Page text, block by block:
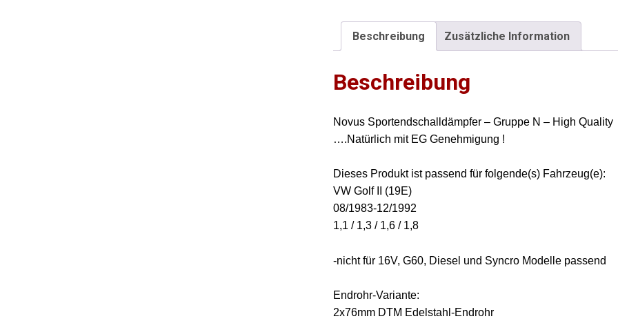
Beschreibung Zusätzliche Information
Beschreibung
Novus Sportendschalldämpfer – Gruppe N – High Quality
….Natürlich mit EG Genehmigung !
Dieses Produkt ist passend für folgende(s) Fahrzeug(e):
VW Golf II (19E)
08/1983-12/1992
1,1 / 1,3 / 1,6 / 1,8
-nicht für 16V, G60, Diesel und Syncro Modelle passend
Endrohr-Variante:
2x76mm DTM Edelstahl-Endrohr